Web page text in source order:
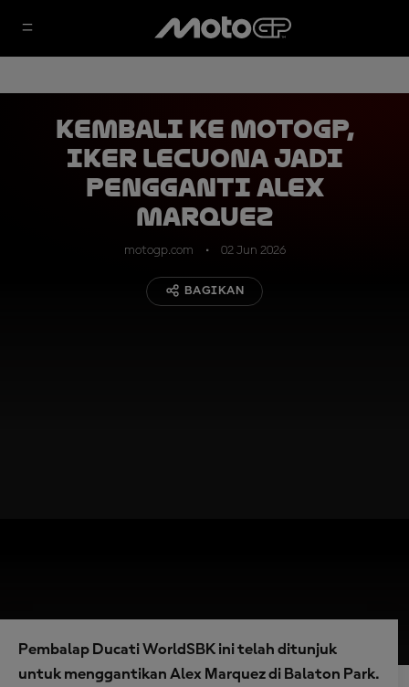
Kembali ke MotoGP,
Iker Lecuona Jadi
Pengganti Alex
Marquez
motogp.com 02 Jun 2026
BAGIKAN
Pembalap Ducati WorldSBK ini telah ditunjuk
untuk menggantikan Alex Marquez di Balaton Park.